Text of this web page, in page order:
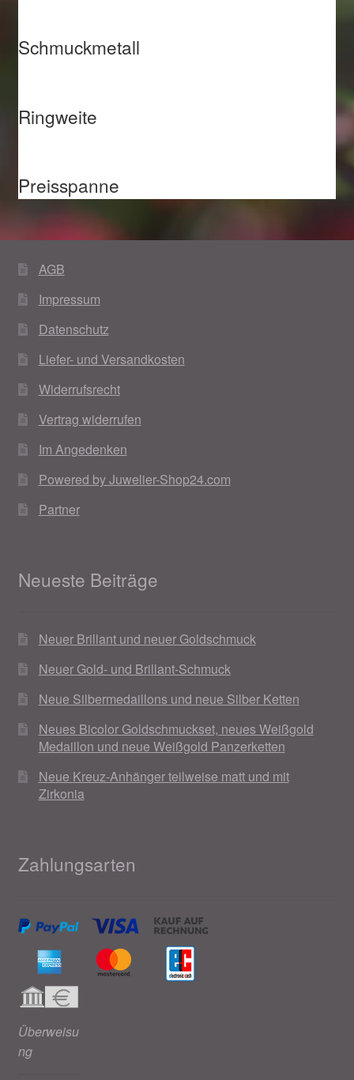
Schmuckmetall
Ringweite
Preisspanne
AGB
Impressum
Datenschutz
Liefer- und Versandkosten
Widerrufsrecht
Vertrag widerrufen
Im Angedenken
Powered by Juwelier-Shop24.com
Partner
Neueste Beiträge
Neuer Brillant und neuer Goldschmuck
Neuer Gold- und Brillant-Schmuck
Neue Silbermedaillons und neue Silber Ketten
Neues Bicolor Goldschmuckset, neues Weißgold
Medaillon und neue Weißgold Panzerketten
Neue Kreuz-Anhänger teilweise matt und mit
Zirkonia
Zahlungsarten
Überweisu
ng